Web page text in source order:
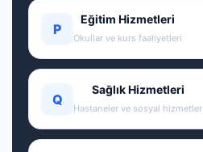
P
Eğitim Hizmetleri
Okullar ve kurs faaliyetleri
Q
Sağlık Hizmetleri
Hastaneler ve sosyal hizmetler